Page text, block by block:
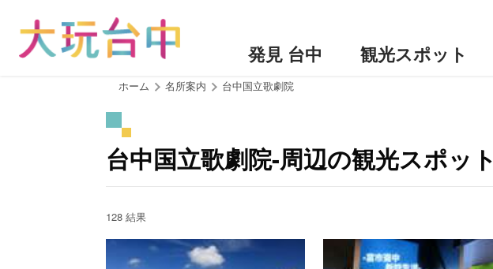
発見 台中 観光スポット
ホーム 名所案内 台中国立歌劇院
台中国立歌劇院-周辺の観光スポット
128 結果